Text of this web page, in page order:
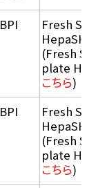
BPI
Fresh
HepaSH®
(Fresh
plate
こちら)
BPI
Fresh
HepaSH®
(Fresh
plate
こちら)